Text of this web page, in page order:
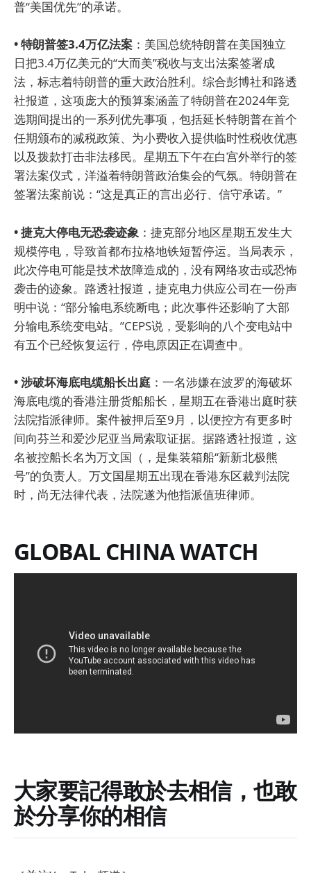
普“美国优先”的承诺。
• 特朗普签3.4万亿法案 ：美国总统特朗普在美国独立
日把3.4万亿美元的“大而美”税收与支出法案签署成
法，标志着特朗普的重大政治胜利。综合彭博社和路透
社报道，这项庞大的预算案涵盖了特朗普在2024年竞
选期间提出的一系列优先事项，包括延长特朗普在首个
任期颁布的减税政策、为小费收入提供临时性税收优惠
以及拨款打击非法移民。星期五下午在白宫外举行的签
署法案仪式，洋溢着特朗普政治集会的气氛。特朗普在
签署法案前说：“这是真正的言出必行、信守承诺。”
• 捷克大停电无恐袭迹象 ：捷克部分地区星期五发生大
规模停电，导致首都布拉格地铁短暂停运。当局表示，
此次停电可能是技术故障造成的，没有网络攻击或恐怖
袭击的迹象。路透社报道，捷克电力供应公司在一份声
明中说：“部分输电系统断电；此次事件还影响了大部
分输电系统变电站。”CEPS说，受影响的八个变电站中
有五个已经恢复运行，停电原因正在调查中。
• 涉破坏海底电缆船长出庭 ：一名涉嫌在波罗的海破坏
海底电缆的香港注册货船船长，星期五在香港出庭时获
法院指派律师。案件被押后至9月，以便控方有更多时
间向芬兰和爱沙尼亚当局索取证据。据路透社报道，这
名被控船长名为万文国（，是集装箱船“新新北极熊
号”的负责人。万文国星期五出现在香港东区裁判法院
时，尚无法律代表，法院遂为他指派值班律师。
GLOBAL CHINA WATCH
大家要記得敢於去相信，也敢
於分享你的相信